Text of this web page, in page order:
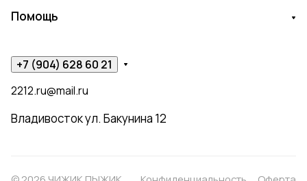
Помощь
+7 (904) 628 60 21
2212.ru@mail.ru
Владивосток ул. Бакунина 12